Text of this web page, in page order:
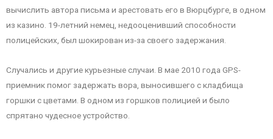
вычислить автора письма и арестовать его в Вюрцбурге, в одном
из казино. 19-летний немец, недооценивший способности
полицейских, был шокирован из-за своего задержания.
Случались и другие курьезные случаи. В мае 2010 года GPS-
приемник помог задержать вора, выносившего с кладбища
горшки с цветами. В одном из горшков полицией и было
спрятано чудесное устройство.